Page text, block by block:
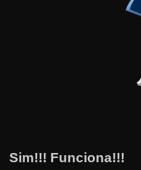
Sim!!! Funciona!!!